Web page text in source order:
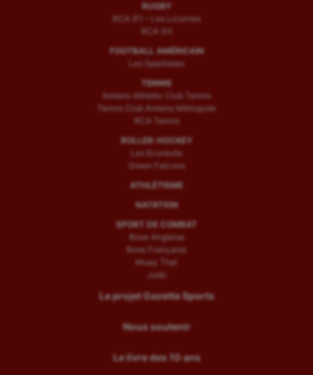
RUGBY
RCA (F) – Les Licornes
RCA (H)
FOOTBALL AMÉRICAIN
Les Spartiates
TENNIS
Amiens Athletic Club Tennis
Tennis Club Amiens Métropole
RCA Tennis
ROLLER-HOCKEY
Les Ecureuils
Green Falcons
ATHLÉTISME
NATATION
SPORT DE COMBAT
Boxe Anglaise
Boxe Française
Muay Thaï
Judo
Le projet Gazette Sports
Nous soutenir
Le livre des 10 ans